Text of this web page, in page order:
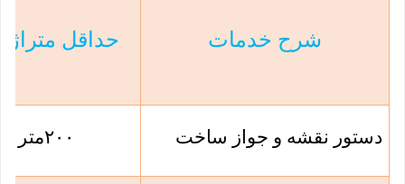
شرح خدمات حداقل متراژ
دستور نقشه و جواز ساخت ۲۰۰متر